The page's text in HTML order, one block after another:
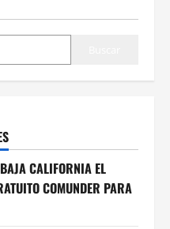
CALIFORNIA EL
COMUNDER PARA